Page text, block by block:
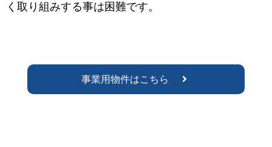
く取り組みする事は困難です。
事業用物件はこちら